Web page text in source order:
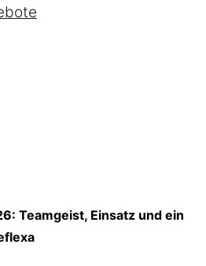
Teamgeist, Einsatz und ein